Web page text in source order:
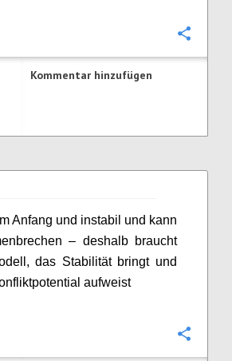
Kommentar hinzufügen
Anfang und instabil und kann
– deshalb braucht
das Stabilität bringt und
aufweist